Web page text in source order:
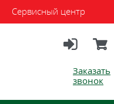
Сервисный центр
Заказать
звонок